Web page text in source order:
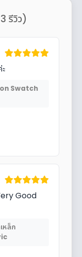
รีวิว)
Swatch
Good
หล็ก